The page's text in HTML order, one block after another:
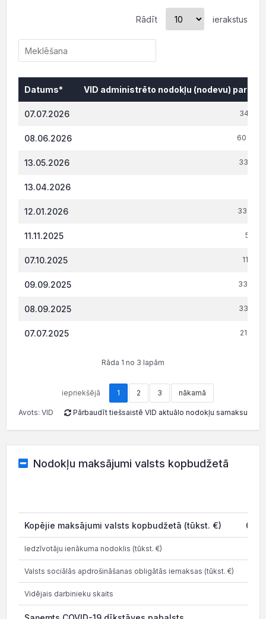
Rādīt ierakstus
Datums*
VID administrēto nodokļu (nodevu)
07.07.2026 34
08.06.2026 60
13.05.2026 33
13.04.2026
12.01.2026 33
11.11.2025 5
07.10.2025 11
09.09.2025 33
08.09.2025 33
07.07.2025 21
Rāda 1 no 3 lapām
iepriekšējā 1 2 3 nākamā
Avots: VID Pārbaudīt tiešsaistē VID aktuālo nodokļu samaksu
Nodokļu maksājumi valsts kopbudžetā
Kopējie maksājumi valsts kopbudžetā (tūkst. €)
Iedzīvotāju ienākuma nodoklis (tūkst. €)
Valsts sociālās apdrošināšanas obligātās iemaksas (tūkst. €)
Vidējais darbinieku skaits